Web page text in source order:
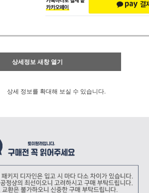
상세정보 새창 열기
상세 정보를 확대해 보실 수 있습니다.